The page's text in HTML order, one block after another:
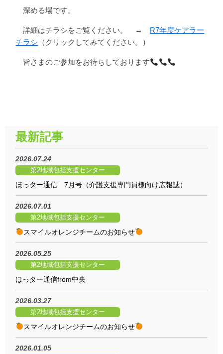
深める場です。
詳細はチラシをご覧ください。 → R7年度ケアラー
チラシ （クリックしてみてください。）
皆さまのご参加をお待ちしております
最新記事
2026.07.24
第2地域包括支援センター
ほっター通信 7月号（介護支援専門員様向け広報誌）
2026.07.01
第2地域包括支援センター
️スマイルオレンジチームのお知らせ
2026.05.25
第2地域包括支援センター
ほっター通信from中央
2026.03.27
第2地域包括支援センター
️スマイルオレンジチームのお知らせ
2026.01.05